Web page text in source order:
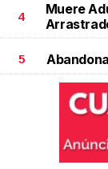
4
Muere
5